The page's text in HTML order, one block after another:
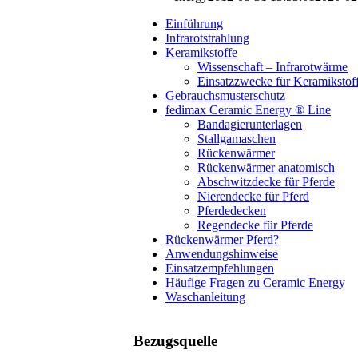
Einführung
Infrarotstrahlung
Keramikstoffe
Wissenschaft – Infrarotwärme
Einsatzzwecke für
Gebrauchsmusterschutz
fedimax Ceramic Energy ® Line
Bandagierunterlagen
Stallgamaschen
Rückenwärmer
Rückenwärmer anatomisch
Abschwitzdecke für Pferde
Nierendecke für Pferd
Pferdedecken
Regendecke für Pferde
Rückenwärmer Pferd?
Anwendungshinweise
Einsatzempfehlungen
Häufige Fragen zu Ceramic Energy
Waschanleitung
Bezugsquelle